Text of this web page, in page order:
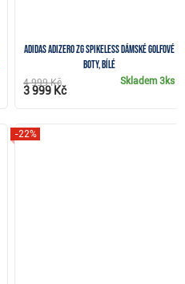
Adidas Adizero ZG Spikeless dámské golfové
boty, bílé
Skladem3ks
4 999 Kč
3 999 Kč
-22%